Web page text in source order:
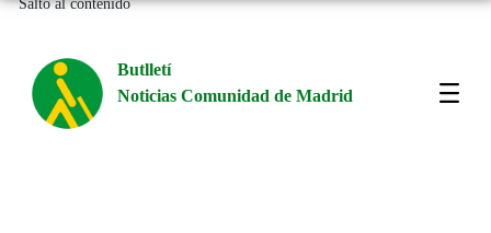
Salto al contenido
Butlletí
Noticias Comunidad de Madrid